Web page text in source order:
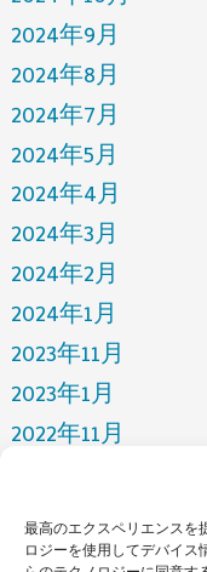
最高のエクスペリエンスを
ロジーを使用してデバイ
2024年9月
2024年8月
2024年7月
2024年5月
2024年4月
2024年3月
2024年2月
2024年1月
2023年11月
2023年1月
2022年11月
2022年3月
2021年12月